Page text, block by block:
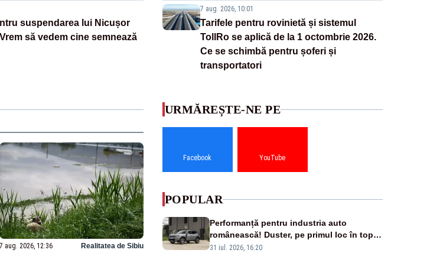
suspendarea lui Nicușor
să vedem cine semnează
7 aug. 2026, 10:01
Tarifele pentru rovinietă și sistemul
TollRo se aplică de la 1 octombrie 2026.
Ce se schimbă pentru șoferi și
transportatori
7 aug. 2026, 12:36 Realitatea de Sibiu
URMĂREȘTE-NE PE
Facebook YouTube
POPULAR
Performanță pentru industria auto
românească! Duster, pe primul loc în topul
vânzărilor din Ucraina
31 iul. 2026, 16:20